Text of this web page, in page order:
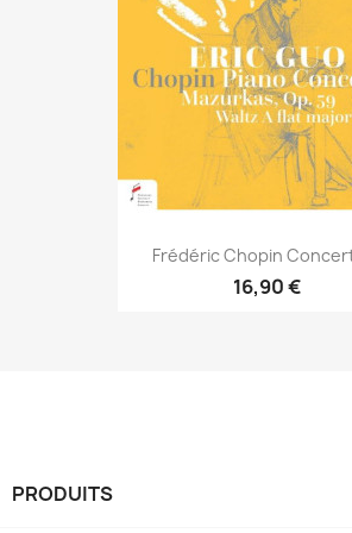
Frédéric Chopin
16,90 €
PRODUITS